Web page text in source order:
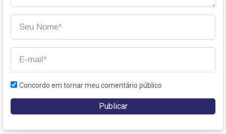
Concordo em tornar meu comentário público